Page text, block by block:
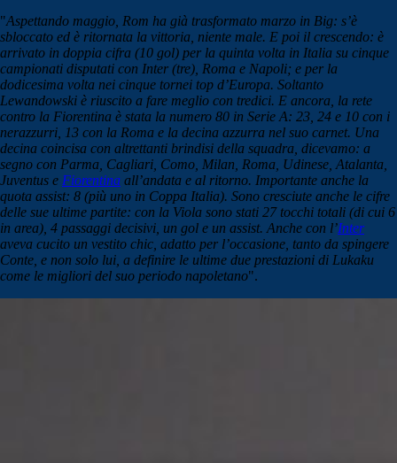
"Aspettando maggio, Rom ha già trasformato marzo in Big: s’è
sbloccato ed è ritornata la vittoria, niente male. E poi il crescendo: è
arrivato in doppia cifra (10 gol) per la quinta volta in Italia su cinque
campionati disputati con Inter (tre), Roma e Napoli; e per la
dodicesima volta nei cinque tornei top d’Europa. Soltanto
Lewandowski è riuscito a fare meglio con tredici. E ancora, la rete
contro la Fiorentina è stata la numero 80 in Serie A: 23, 24 e 10 con i
nerazzurri, 13 con la Roma e la decina azzurra nel suo carnet. Una
decina coincisa con altrettanti brindisi della squadra, dicevamo: a
segno con Parma, Cagliari, Como, Milan, Roma, Udinese, Atalanta,
Juventus e Fiorentina all’andata e al ritorno. Importante anche la
quota assist: 8 (più uno in Coppa Italia). Sono cresciute anche le cifre
delle sue ultime partite: con la Viola sono stati 27 tocchi totali (di cui 6
in area), 4 passaggi decisivi, un gol e un assist. Anche con l’Inter
aveva cucito un vestito chic, adatto per l’occasione, tanto da spingere
Conte, e non solo lui, a definire le ultime due prestazioni di Lukaku
come le migliori del suo periodo napoletano".